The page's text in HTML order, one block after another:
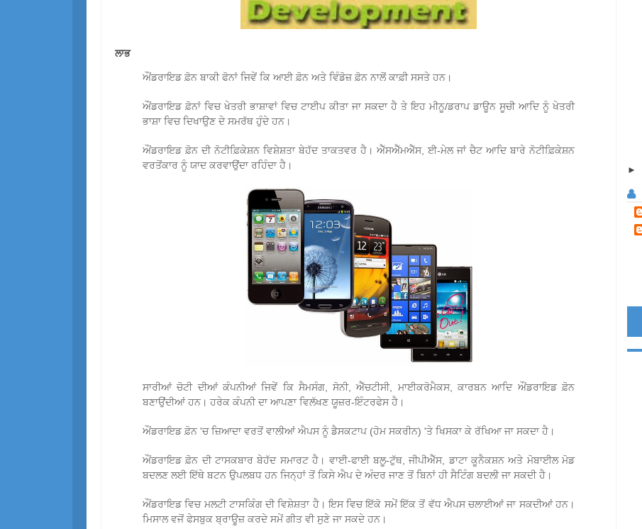
ਲਾਭ
ਔਂਡਰਾਇਡ ਫ਼ੋਨ ਬਾਕੀ ਫੋਨਾਂ ਜਿਵੇਂ ਕਿ ਆਈ ਫ਼ੋਨ ਅਤੇ ਵਿੰਡੋਜ਼ ਫ਼ੋਨ ਨਾਲੋਂ ਕਾਫ਼ੀ ਸਸਤੇ ਹਨ।
ਔਂਡਰਾਇਡ ਫ਼ੋਨਾਂ ਵਿਚ ਖੇਤਰੀ ਭਾਸ਼ਾਵਾਂ ਵਿਚ ਟਾਈਪ ਕੀਤਾ ਜਾ ਸਕਦਾ ਹੈ ਤੇ ਇਹ ਮੀਨੂ/ਡਰਾਪ ਡਾਊਨ ਸੂਚੀ ਆਦਿ ਨੂੰ ਖੇਤਰੀ
ਭਾਸ਼ਾ ਵਿਚ ਦਿਖਾਉਣ ਦੇ ਸਮਰੱਥ ਹੁੰਦੇ ਹਨ।
ਔਂਡਰਾਇਡ ਫ਼ੋਨ ਦੀ ਨੋਟੀਫ਼ਿਕੇਸ਼ਨ ਵਿਸ਼ੇਸ਼ਤਾ ਬੇਹੱਦ ਤਾਕਤਵਰ ਹੈ। ਐੱਸਐੱਮਐੱਸ, ਈ-ਮੇਲ ਜਾਂ ਚੈਟ ਆਦਿ ਬਾਰੇ ਨੋਟੀਫ਼ਿਕੇਸ਼ਨ
ਵਰਤੋਂਕਾਰ ਨੂੰ ਯਾਦ ਕਰਵਾਉਂਦਾ ਰਹਿੰਦਾ ਹੈ।
ਸਾਰੀਆਂ ਚੋਟੀ ਦੀਆਂ ਕੰਪਨੀਆਂ ਜਿਵੇਂ ਕਿ ਸੈਮਸੰਗ, ਸੋਨੀ, ਐੱਚਟੀਸੀ, ਮਾਈਕਰੋਮੈਕਸ, ਕਾਰਬਨ ਆਦਿ ਔਂਡਰਾਇਡ ਫ਼ੋਨ
ਬਣਾਉਂਦੀਆਂ ਹਨ। ਹਰੇਕ ਕੰਪਨੀ ਦਾ ਆਪਣਾ ਵਿਲੱਖਣ ਯੂਜ਼ਰ-ਇੰਟਰਫੇਸ ਹੈ।
ਔਂਡਰਾਇਡ ਫ਼ੋਨ 'ਚ ਜ਼ਿਆਦਾ ਵਰਤੋਂ ਵਾਲੀਆਂ ਐਪਸ ਨੂੰ ਡੈਸਕਟਾਪ (ਹੋਮ ਸਕਰੀਨ) 'ਤੇ ਖਿਸਕਾ ਕੇ ਰੱਖਿਆ ਜਾ ਸਕਦਾ ਹੈ।
ਔਂਡਰਾਇਡ ਫ਼ੋਨ ਦੀ ਟਾਸਕਬਾਰ ਬੇਹੱਦ ਸਮਾਰਟ ਹੈ। ਵਾਈ-ਫਾਈ ਬਲੂ-ਟੁੱਥ, ਜੀਪੀਐੱਸ, ਡਾਟਾ ਕੂਨੈਕਸ਼ਨ ਅਤੇ ਮੋਬਾਈਲ ਮੋਡ
ਬਦਲਣ ਲਈ ਇੱਥੇ ਬਟਨ ਉਪਲਬਧ ਹਨ ਜਿਨ੍ਹਾਂ ਤੋਂ ਕਿਸੇ ਐਪ ਦੇ ਅੰਦਰ ਜਾਣ ਤੋਂ ਬਿਨਾਂ ਹੀ ਸੈਟਿੰਗ ਬਦਲੀ ਜਾ ਸਕਦੀ ਹੈ।
ਔਂਡਰਾਇਡ ਵਿਚ ਮਲਟੀ ਟਾਸਕਿੰਗ ਦੀ ਵਿਸ਼ੇਸ਼ਤਾ ਹੈ। ਇਸ ਵਿਚ ਇੱਕੋ ਸਮੇਂ ਇੱਕ ਤੋਂ ਵੱਧ ਐਪਸ ਚਲਾਈਆਂ ਜਾ ਸਕਦੀਆਂ ਹਨ।
ਮਿਸਾਲ ਵਜੋਂ ਫੇਸਬੁਕ ਬ੍ਰਾਊਜ਼ ਕਰਦੇ ਸਮੇਂ ਗੀਤ ਵੀ ਸੁਣੇ ਜਾ ਸਕਦੇ ਹਨ।
►